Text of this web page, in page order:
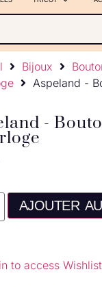
Bijoux
Aspeland -
-
AJOUTER
to access Wishlist